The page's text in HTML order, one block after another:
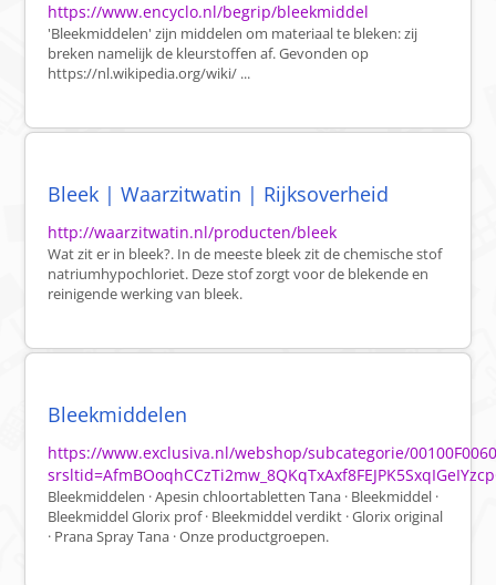
https://www.encyclo.nl/begrip/bleekmiddel
'Bleekmiddelen' zijn middelen om materiaal te bleken: zij
breken namelijk de kleurstoffen af. Gevonden op
https://nl.wikipedia.org/wiki/ ...
Bleek | Waarzitwatin | Rijksoverheid
http://waarzitwatin.nl/producten/bleek
Wat zit er in bleek?. In de meeste bleek zit de chemische stof
natriumhypochloriet. Deze stof zorgt voor de blekende en
reinigende werking van bleek.
Bleekmiddelen
https://www.exclusiva.nl/webshop/subcategorie/
Bleekmiddelen · Apesin chloortabletten Tana · Bleekmiddel ·
Bleekmiddel Glorix prof · Bleekmiddel verdikt · Glorix original
· Prana Spray Tana · Onze productgroepen.